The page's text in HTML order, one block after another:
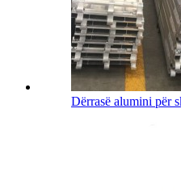
Dërrasë alumini për